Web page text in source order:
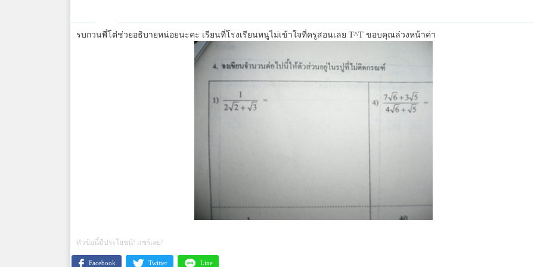
รบกวนพี่โต๋ช่วยอธิบายหน่อยนะคะ เรียนที่โรงเรียนหนูไม่เข้าใจที่ครูสอนเลย T^T ขอบคุณล่วงหน้าค่า
หัวข้อนี้มีประโยชน์! แชร์เลย!
Facebook Twitter Line